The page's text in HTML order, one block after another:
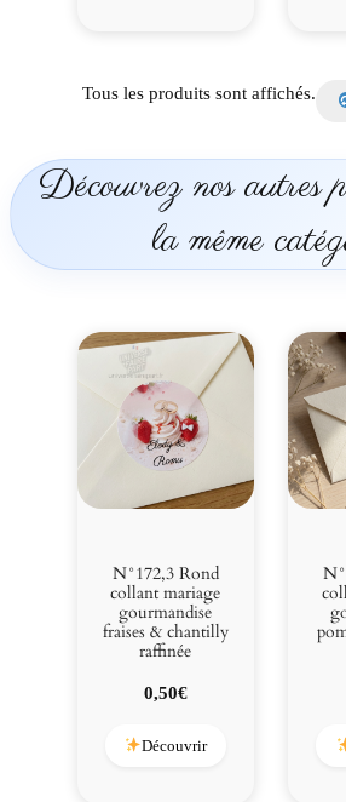
Tous les produits sont affichés.
Découvrez nos autres
la même
N°172,3 Rond
collant mariage
gourmandise
fraises & chantilly
raffinée
0,50€
Découvrir